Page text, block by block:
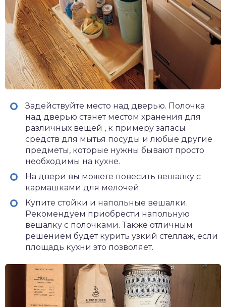
Задействуйте место над дверью. Полочка
над дверью станет местом хранения для
различных вещей , к примеру запасы
средств для мытья посуды и любые другие
предметы, которые нужны бывают просто
необходимы на кухне.
На двери вы можете повесить вешалку с
кармашками для мелочей.
Купите стойки и напольные вешалки.
Рекомендуем приобрести напольную
вешалку с полочками. Также отличным
решением будет курить узкий стеллаж, если
площадь кухни это позволяет.